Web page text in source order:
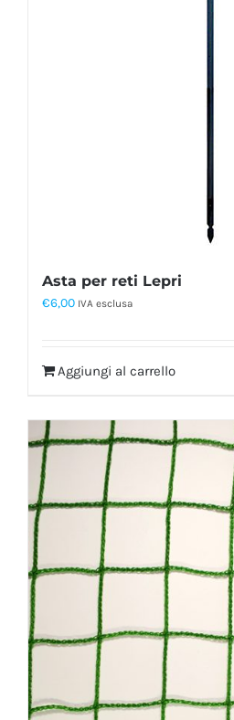
Asta per reti Lepri
€6,00 IVA esclusa
Aggiungi al carrello